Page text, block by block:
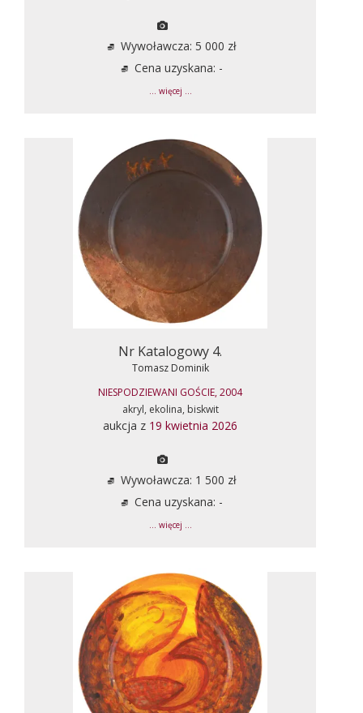
Wywoławcza: 5 000 zł
Cena uzyskana: -
... więcej ...
Nr Katalogowy 4.
Tomasz Dominik
NIESPODZIEWANI GOŚCIE, 2004
akryl, ekolina, biskwit
aukcja z 19 kwietnia 2026
Wywoławcza: 1 500 zł
Cena uzyskana: -
... więcej ...